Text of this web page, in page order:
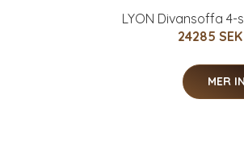
LYON Divansoffa
24285 SEK
MER